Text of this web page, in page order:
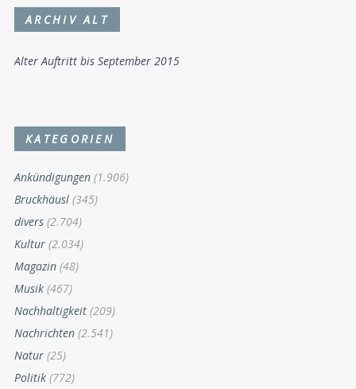
ARCHIV ALT
Alter Auftritt bis September 2015
KATEGORIEN
Ankündigungen (1.906)
Bruckhäusl (345)
divers (2.704)
Kultur (2.034)
Magazin (48)
Musik (467)
Nachhaltigkeit (209)
Nachrichten (2.541)
Natur (25)
Politik (772)